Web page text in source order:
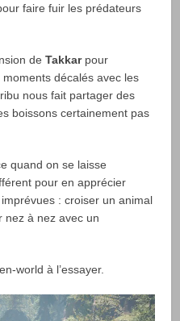
faire fuir les prédateurs
deTakkarpour
décalés avec les
nous fait partager des
boissons certainement pas
quand on se laisse
pour en apprécier
: croiser un animal
nez à nez avec un
world à l’essayer.